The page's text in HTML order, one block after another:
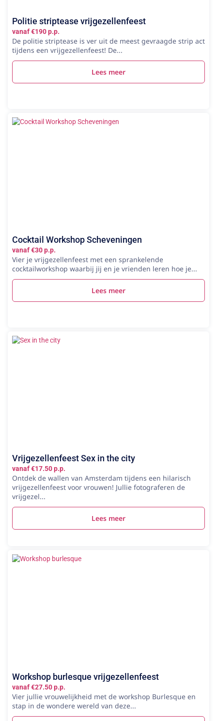
Politie striptease vrijgezellenfeest
vanaf €190 p.p.
De politie striptease is ver uit de meest gevraagde strip act
tijdens een vrijgezellenfeest! De...
Lees meer
Cocktail Workshop Scheveningen
vanaf €30 p.p.
Vier je vrijgezellenfeest met een sprankelende
cocktailworkshop waarbij jij en je vrienden leren hoe je...
Lees meer
Vrijgezellenfeest Sex in the city
vanaf €17.50 p.p.
Ontdek de wallen van Amsterdam tijdens een hilarisch
vrijgezellenfeest voor vrouwen! Jullie fotograferen de
vrijgezel...
Lees meer
Workshop burlesque vrijgezellenfeest
vanaf €27.50 p.p.
Vier jullie vrouwelijkheid met de workshop Burlesque en
stap in de wondere wereld van deze...